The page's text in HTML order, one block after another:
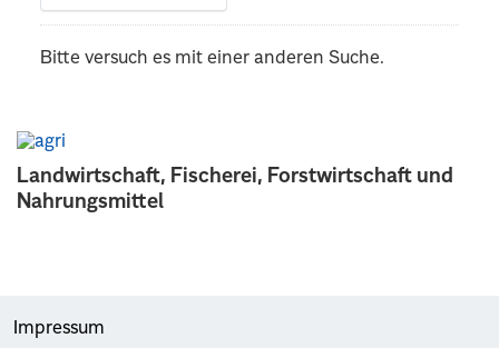
Landwirtschaft, Fischerei, Forstwirtschaft und
Nahrungsmittel
Bitte versuch es mit einer anderen Suche.
Impressum